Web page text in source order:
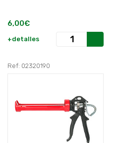
6,00€
+detalles
Ref: 02320190